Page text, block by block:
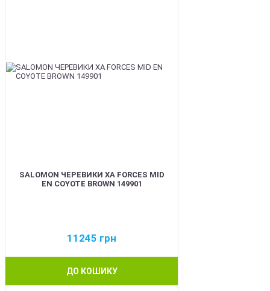
SALOMON ЧЕРЕВИКИ XA FORCES MID
EN COYOTE BROWN 149901
11245 грн
ДО КОШИКУ